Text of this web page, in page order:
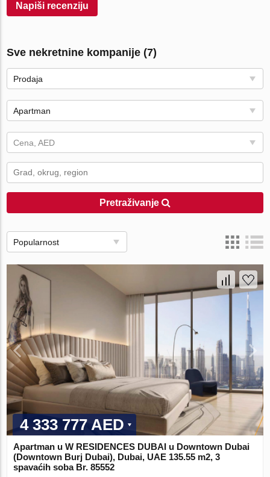
Napiši recenziju
Sve nekretnine kompanije (7)
Prodaja
Apartman
Cena, AED
Pretraživanje
Popularnost
4 333 777 AED
Apartman u W RESIDENCES DUBAI u Downtown Dubai
(Downtown Burj Dubai), Dubai, UAE 135.55 m2, 3
spavaćih soba Br. 85552